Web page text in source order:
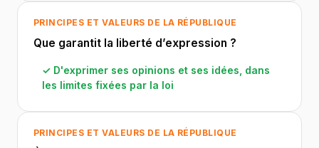
PRINCIPES ET VALEURS DE LA RÉPUBLIQUE
Que garantit la liberté d’expression ?
✓ D'exprimer ses opinions et ses idées, dans
les limites fixées par la loi
PRINCIPES ET VALEURS DE LA RÉPUBLIQUE